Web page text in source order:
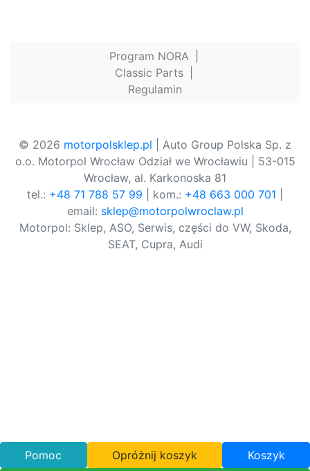
Program NORA
Classic Parts
Regulamin
© 2026 motorpolsklep.pl | Auto Group Polska Sp. z
o.o. Motorpol Wrocław Odział we Wrocławiu | 53-015
Wrocław, al. Karkonoska 81
tel.: +48 71 788 57 99 | kom.: +48 663 000 701
email: sklep@motorpolwroclaw.pl
Motorpol: Sklep, ASO, Serwis, części do VW, Skoda,
SEAT, Cupra, Audi
Pomoc Opróżnij koszyk Koszyk